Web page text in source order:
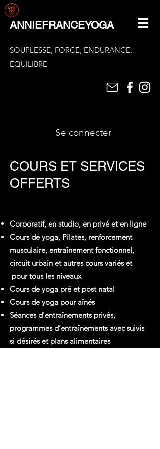
Se connecter
ANNIEFRANCEYOGA
SOUPLESSE, FORCE, ENDURANCE,
ÉQUILIBRE
COURS ET SERVICES
OFFERTS
Corporatif, en studio, en privé et en ligne
Cours de yoga, Pilates, renforcement
musculaire, entraînement fonctionnel,
circuit urbain et autres cours variés et
pour tous les niveaux
Cours de yoga pré et post natal
Cours de yoga pour aînés
Séances d'entraînements privés,
programmes d’entraînements avec suivis
si désirés et plans alimentaires